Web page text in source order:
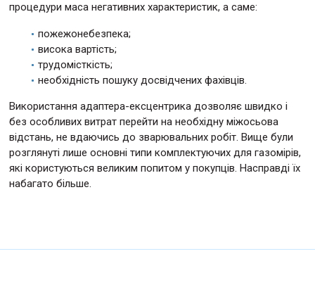
процедури маса негативних характеристик, а саме:
пожежонебезпека;
висока вартість;
трудомісткість;
необхідність пошуку досвідчених фахівців.
Використання адаптера-ексцентрика дозволяє швидко і
без особливих витрат перейти на необхідну міжосьова
відстань, не вдаючись до зварювальних робіт. Вище були
розглянуті лише основні типи комплектуючих для газомірів,
які користуються великим попитом у покупців. Насправді їх
набагато більше.